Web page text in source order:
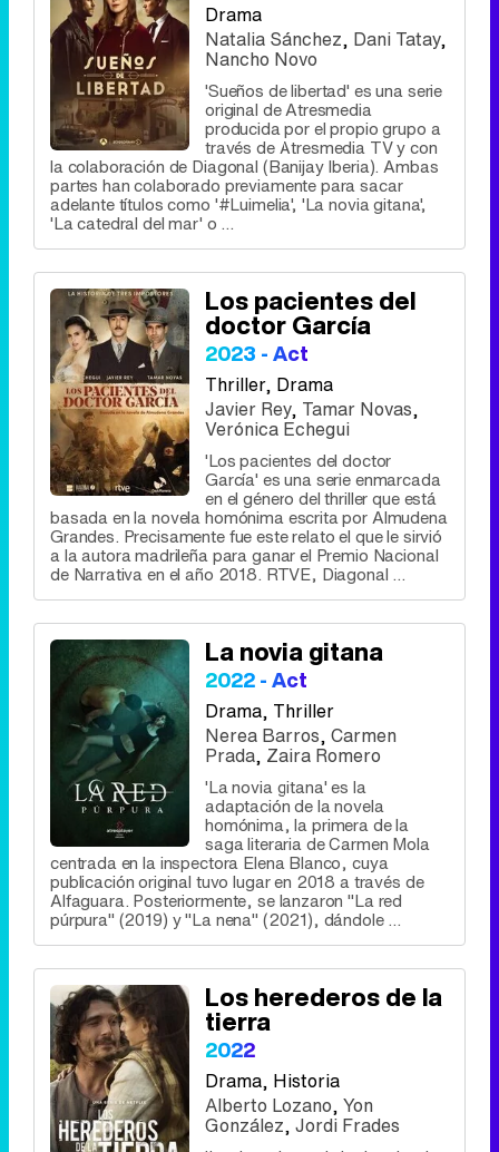
Drama
Natalia Sánchez, Dani Tatay,
Nancho Novo
'Sueños de libertad' es una serie
original de Atresmedia
producida por el propio grupo a
través de Atresmedia TV y con
la colaboración de Diagonal (Banijay Iberia). Ambas
partes han colaborado previamente para sacar
adelante títulos como '#Luimelia', 'La novia gitana',
'La catedral del mar' o ...
Los pacientes del
doctor García
2023 - Act
Thriller, Drama
Javier Rey, Tamar Novas,
Verónica Echegui
'Los pacientes del doctor
García' es una serie enmarcada
en el género del thriller que está
basada en la novela homónima escrita por Almudena
Grandes. Precisamente fue este relato el que le sirvió
a la autora madrileña para ganar el Premio Nacional
de Narrativa en el año 2018. RTVE, Diagonal ...
La novia gitana
2022 - Act
Drama, Thriller
Nerea Barros, Carmen
Prada, Zaira Romero
'La novia gitana' es la
adaptación de la novela
homónima, la primera de la
saga literaria de Carmen Mola
centrada en la inspectora Elena Blanco, cuya
publicación original tuvo lugar en 2018 a través de
Alfaguara. Posteriormente, se lanzaron "La red
púrpura" (2019) y "La nena" (2021), dándole ...
Los herederos de la
tierra
2022
Drama, Historia
Alberto Lozano, Yon
González, Jordi Frades